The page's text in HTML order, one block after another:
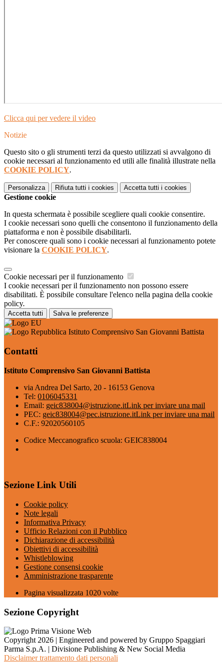
Clicca qui per vedere il video
Notizie
Questo sito o gli strumenti terzi da questo utilizzati si avvalgono di
cookie necessari al funzionamento ed utili alle finalità illustrate nella
COOKIE POLICY.
Personalizza Rifiuta tutti i cookies Accetta tutti i cookies
Gestione cookie
In questa schermata è possibile scegliere quali cookie consentire.
I cookie necessari sono quelli che consentono il funzionamento della
piattaforma e non è possibile disabilitarli.
Per conoscere quali sono i cookie necessari al funzionamento potete
visionare la COOKIE POLICY.
Cookie necessari per il funzionamento
I cookie necessari per il funzionamento non possono essere
disabilitati. È possibile consultare l'elenco nella pagina della cookie
policy.
Accetta tutti Salva le preferenze
Istituto Comprensivo San Giovanni Battista
Contatti
Istituto Comprensivo San Giovanni Battista
via Andrea Del Sarto, 20 - 16153 Genova
Tel: 0106045331
Email: geic838004@istruzione.itLink per inviare una mail
PEC: geic838004@pec.istruzione.itLink per inviare una mail
C.F.: 92020560105
Codice Meccanografico scuola: GEIC838004
Sezione Link Utili
Cookie policy
Note legali
Informativa Privacy
Ufficio Relazioni con il Pubblico
Dichiarazione di accessibilità
Obiettivi di accessibilità
Whistleblowing
Gestione consensi cookie
Amministrazione trasparente
Pagina visualizzata 1020 volte
Sezione Copyright
Copyright 2026 | Engineered and powered by Gruppo Spaggiari
Parma S.p.A. | Divisione Publishing & New Social Media
Disclaimer trattamento dati personali